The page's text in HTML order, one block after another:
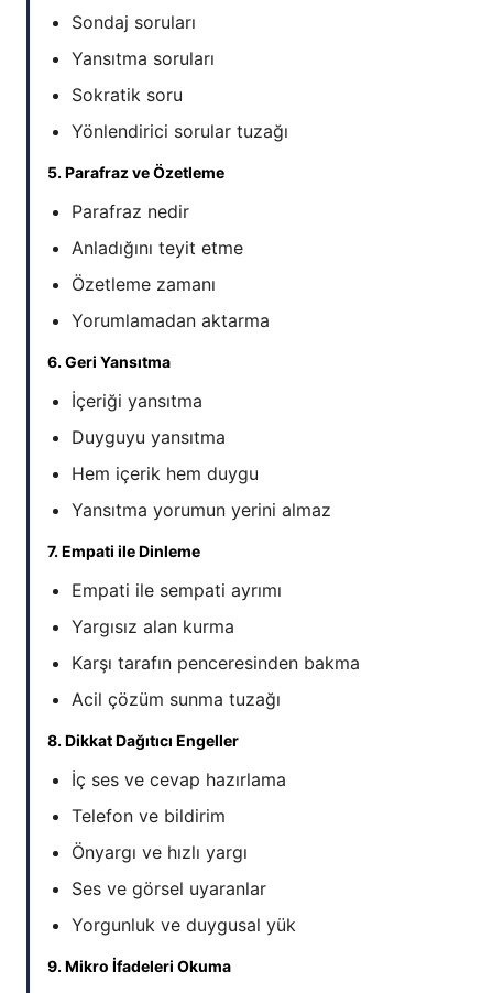
Sondaj soruları
Yansıtma soruları
Sokratik soru
Yönlendirici sorular tuzağı
5. Parafraz ve Özetleme
Parafraz nedir
Anladığını teyit etme
Özetleme zamanı
Yorumlamadan aktarma
6. Geri Yansıtma
İçeriği yansıtma
Duyguyu yansıtma
Hem içerik hem duygu
Yansıtma yorumun yerini almaz
7. Empati ile Dinleme
Empati ile sempati ayrımı
Yargısız alan kurma
Karşı tarafın penceresinden bakma
Acil çözüm sunma tuzağı
8. Dikkat Dağıtıcı Engeller
İç ses ve cevap hazırlama
Telefon ve bildirim
Önyargı ve hızlı yargı
Ses ve görsel uyaranlar
Yorgunluk ve duygusal yük
9. Mikro İfadeleri Okuma